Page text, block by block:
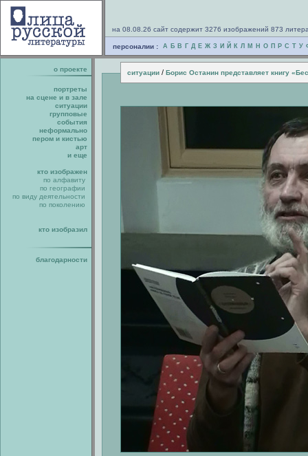
на 08.08.26 сайт содержит 3276 изображений 873
персоналии : А Б В Г Д Е Ж З И Й К Л М Н О П Р С Т У
о проекте ситуации / Борис Останин представляет книгу
портреты
на сцене и в зале
ситуации
групповые
события
неформально
пером и кистью
арт
и еще
кто изображен
по алфавиту
по географии
по виду деятельности
по поколению
кто изобразил
благодарности